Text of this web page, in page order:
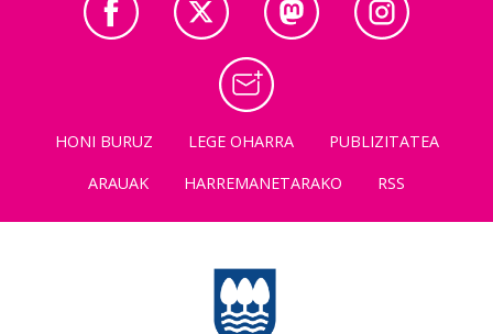
HONI BURUZ LEGE OHARRA
PUBLIZITATEA
ARAUAK
HARREMANETARAKO RSS